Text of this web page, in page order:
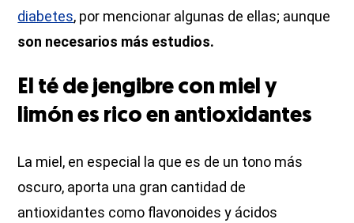
diabetes, por mencionar algunas de ellas; aunque
son necesarios más estudios.
El té de jengibre con miel y
limón es rico en antioxidantes
La miel, en especial la que es de un tono más
oscuro, aporta una gran cantidad de
antioxidantes como flavonoides y ácidos